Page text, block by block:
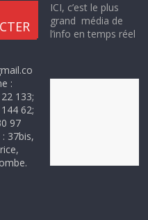
:
133;
62;
97
37bis,
ICI, c’est le plus
grand média de
l’info en temps réel